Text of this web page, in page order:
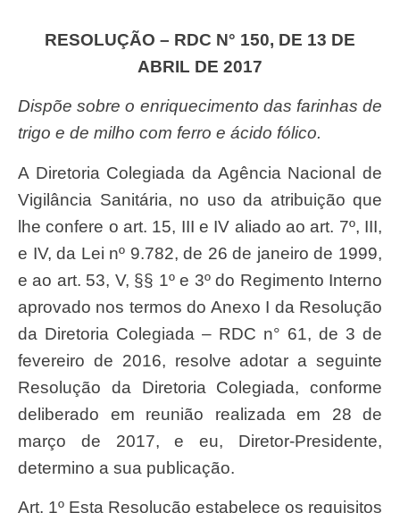
RESOLUÇÃO – RDC N° 150, DE 13 DE
ABRIL DE 2017
Dispõe sobre o enriquecimento das farinhas de
trigo e de milho com ferro e ácido fólico.
A Diretoria Colegiada da Agência Nacional de
Vigilância Sanitária, no uso da atribuição que
lhe confere o art. 15, III e IV aliado ao art. 7º, III,
e IV, da Lei nº 9.782, de 26 de janeiro de 1999,
e ao art. 53, V, §§ 1º e 3º do Regimento Interno
aprovado nos termos do Anexo I da Resolução
da Diretoria Colegiada – RDC n° 61, de 3 de
fevereiro de 2016, resolve adotar a seguinte
Resolução da Diretoria Colegiada, conforme
deliberado em reunião realizada em 28 de
março de 2017, e eu, Diretor-Presidente,
determino a sua publicação.
Art. 1º Esta Resolução estabelece os requisitos